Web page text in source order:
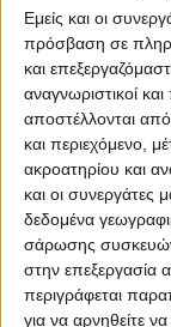
Εμείς και οι
πρόσβαση σε
και
αναγνωριστικοί
αποστέλλονται από
και περιεχόμενο,
ακροατηρίου και
και οι συνεργάτες
δεδομένα
σάρωσης συσκευών.
στην επεξεργασία
περιγράφεται
για να αρνηθείτε